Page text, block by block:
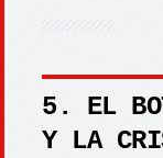
5. EL
Y LA